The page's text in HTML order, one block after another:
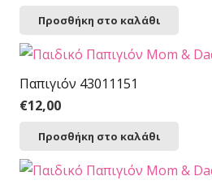
Προσθήκη στο καλάθι
Παπιγιόν 43011151
€12,00
Προσθήκη στο καλάθι